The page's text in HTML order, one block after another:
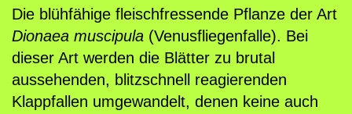
e
n
,
D
.
Die blühfähige fleischfressende Pflanze der Art
Dionaea muscipula (Venusfliegenfalle). Bei
dieser Art werden die Blätter zu brutal
aussehenden, blitzschnell reagierenden
Klappfallen umgewandelt, denen keine auch